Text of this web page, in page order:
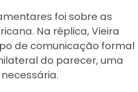
foi sobre as
Na réplica, Vieira
de comunicação formal
do parecer, uma